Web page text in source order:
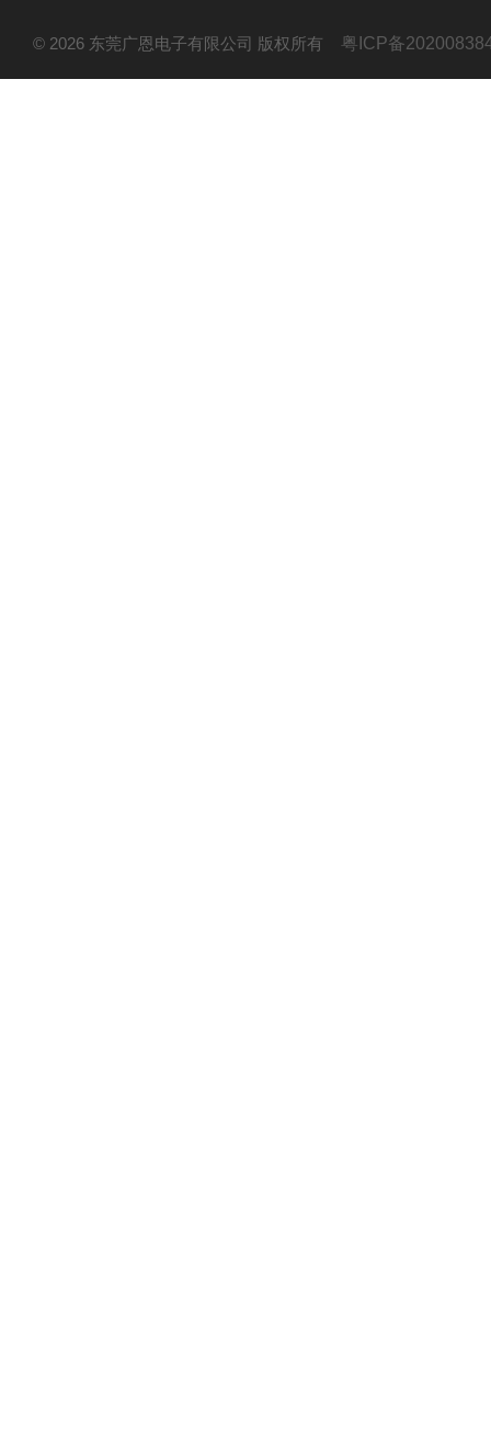
© 2026 东莞广恩电子有限公司 版权所有 粤ICP备